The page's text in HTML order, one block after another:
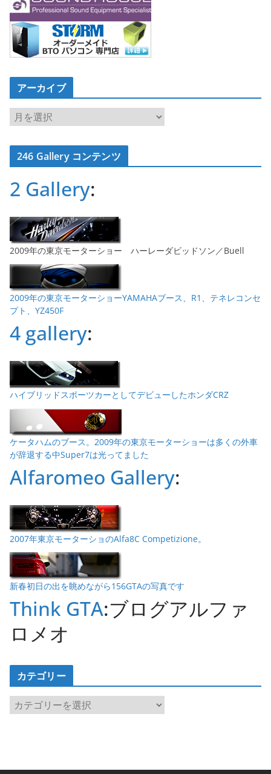
アーカイブ
ア
ー
カ
イ246 Gallery コンテンツ
2 Gallery:
2009年の東京モーターショー ハーレーダビッドソン／Buell
2009年の東京モーターショーYAMAHAブース、R1、テネレコンセ
プト、YZ450F
4 gallery:
ハイブリッドスポーツカーとしてデビューしたホンダCRZ
ケータハムのブース。2009年の東京モーターショーは多くの外車
が辞退する中Super7は光ってました
Alfaromeo Gallery:
2007年東京モーターショのAlfa8C Competizione。
新春初日の出を眺めながら156GTAの写真です
Think GTA:ブログアルファ
ロメオ
カテゴリー
カ
テ